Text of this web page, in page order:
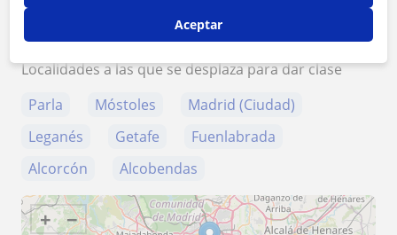
Localidades a las que se desplaza para dar clase
Parla
Móstoles
Madrid (Ciudad)
Leganés
Getafe
Fuenlabrada
Alcorcón
Alcobendas
+ −
Aceptar